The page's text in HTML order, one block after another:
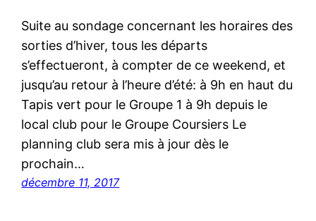
Suite au sondage concernant les horaires des
sorties d’hiver, tous les départs
s’effectueront, à compter de ce weekend, et
jusqu’au retour à l’heure d’été: à 9h en haut du
Tapis vert pour le Groupe 1 à 9h depuis le
local club pour le Groupe Coursiers Le
planning club sera mis à jour dès le
prochain…
décembre 11, 2017